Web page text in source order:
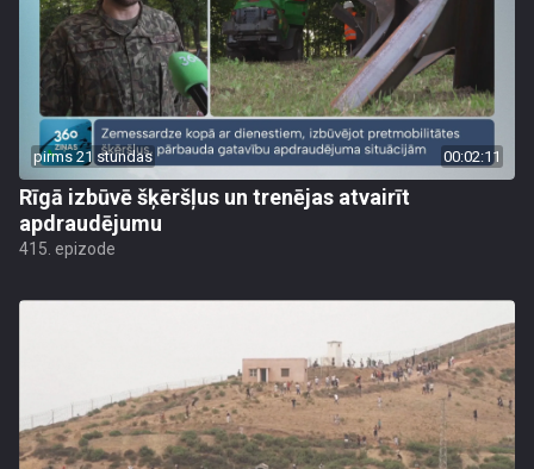
pirms 21 stundas 00:02:11
Rīgā izbūvē šķēršļus un trenējas atvairīt
apdraudējumu
415. epizode